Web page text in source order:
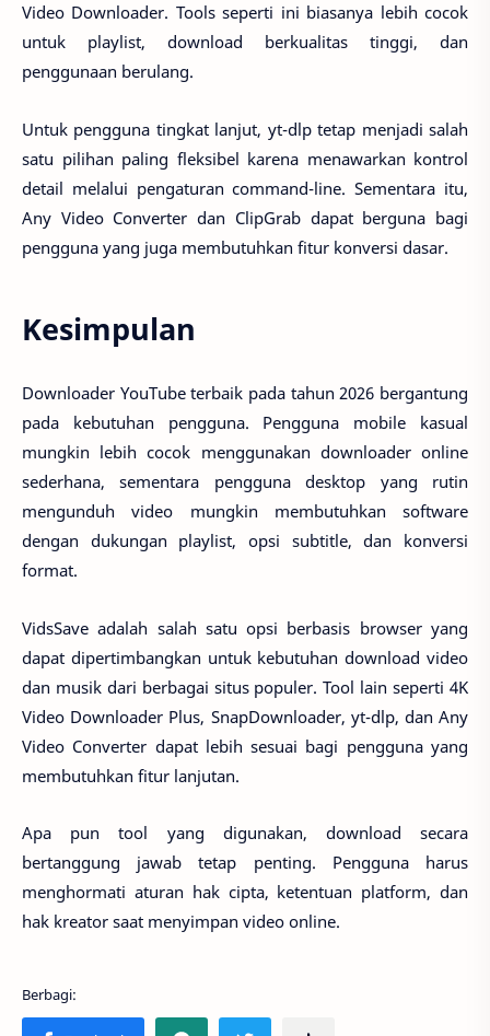
Video Downloader. Tools seperti ini biasanya lebih cocok
untuk playlist, download berkualitas tinggi, dan
penggunaan berulang.
Untuk pengguna tingkat lanjut, yt-dlp tetap menjadi salah
satu pilihan paling fleksibel karena menawarkan kontrol
detail melalui pengaturan command-line. Sementara itu,
Any Video Converter dan ClipGrab dapat berguna bagi
pengguna yang juga membutuhkan fitur konversi dasar.
Kesimpulan
Downloader YouTube terbaik pada tahun 2026 bergantung
pada kebutuhan pengguna. Pengguna mobile kasual
mungkin lebih cocok menggunakan downloader online
sederhana, sementara pengguna desktop yang rutin
mengunduh video mungkin membutuhkan software
dengan dukungan playlist, opsi subtitle, dan konversi
format.
VidsSave adalah salah satu opsi berbasis browser yang
dapat dipertimbangkan untuk kebutuhan download video
dan musik dari berbagai situs populer. Tool lain seperti 4K
Video Downloader Plus, SnapDownloader, yt-dlp, dan Any
Video Converter dapat lebih sesuai bagi pengguna yang
membutuhkan fitur lanjutan.
Apa pun tool yang digunakan, download secara
bertanggung jawab tetap penting. Pengguna harus
menghormati aturan hak cipta, ketentuan platform, dan
hak kreator saat menyimpan video online.